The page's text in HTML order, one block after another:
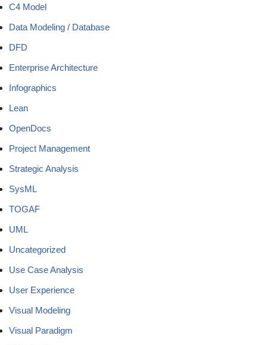
C4 Model
Data Modeling / Database
DFD
Enterprise Architecture
Infographics
Lean
OpenDocs
Project Management
Strategic Analysis
SysML
TOGAF
UML
Uncategorized
Use Case Analysis
User Experience
Visual Modeling
Visual Paradigm